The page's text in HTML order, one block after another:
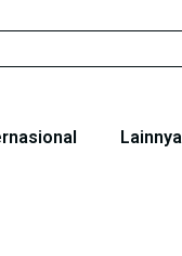
Lainnya